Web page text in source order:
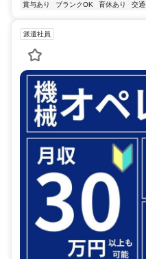
賞与あり
ブランクOK 育休あり 交
派遣社員